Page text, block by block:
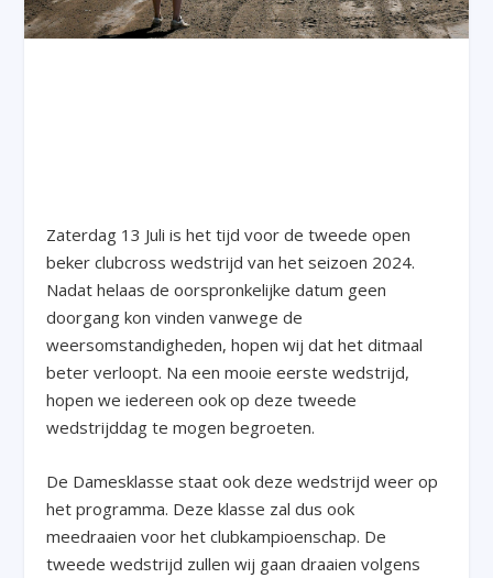
Zaterdag 13 Juli is het tijd voor de tweede open
beker clubcross wedstrijd van het seizoen 2024.
Nadat helaas de oorspronkelijke datum geen
doorgang kon vinden vanwege de
weersomstandigheden, hopen wij dat het ditmaal
beter verloopt. Na een mooie eerste wedstrijd,
hopen we iedereen ook op deze tweede
wedstrijddag te mogen begroeten.
De Damesklasse staat ook deze wedstrijd weer op
het programma. Deze klasse zal dus ook
meedraaien voor het clubkampioenschap. De
tweede wedstrijd zullen wij gaan draaien volgens